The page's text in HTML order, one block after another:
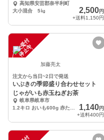
高知県安芸郡奈半利町
大小混合 5㎏
2,500円
+送料1,150円
注
文
受
付
停
止
中
加藤亮太
注文から当日~2日で発送
いぶきの季節盛り合わせセット
じゃがいも赤玉ねぎお茶
岐阜県岐阜市
1,140円
+送料400円